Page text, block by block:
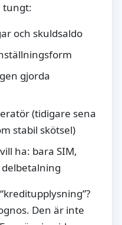
tungt:
och skuldsaldo
gjorda
(tidigare sena
stabil skötsel)
ha: bara SIM,
Den är inte